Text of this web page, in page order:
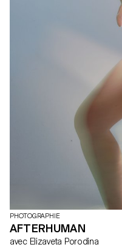
PHOTOGRAPHIE
AFTERHUMAN
avec Elizaveta Porodina